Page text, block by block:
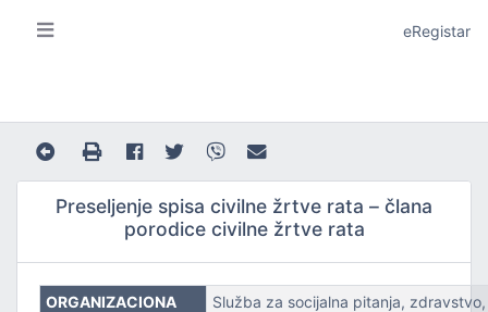
I LOKALNU SAMOUPRAVU
eRegistar
Preseljenje spisa civilne žrtve rata – člana
porodice civilne žrtve rata
ORGANIZACIONA
Služba za socijalna pitanja,